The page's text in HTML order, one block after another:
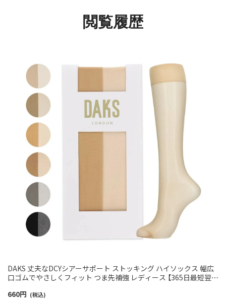
閲覧履歴
DAKS 丈夫なDCYシアーサポート ストッキング ハイソックス 幅広
口ゴムでやさしくフィット つま先補強 レディース 【365日最短翌日
660円 (税込)